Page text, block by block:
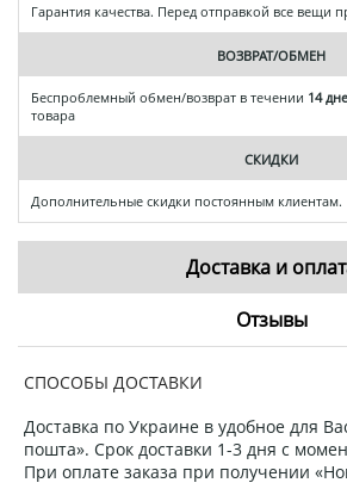
Гарантия качества. Перед отправкой все вещи
ВОЗВРАТ/ОБМЕН
Беспроблемный обмен/возврат в течении 14
товара
СКИДКИ
Дополнительные скидки постоянным клиентам.
Доставка и
Отзывы
СПОСОБЫ ДОСТАВКИ
Доставка по Украине в удобное для
пошта». Срок доставки 1-3 дня с
При оплате заказа при получении